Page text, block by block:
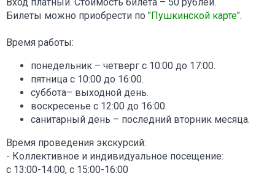
Билеты можно приобрести по "Пушкинской карте".
Время работы:
понедельник – четверг с 10:00 до 17:00.
пятница с 10:00 до 16:00.
суббота– выходной день.
воскресенье с 12:00 до 16:00.
санитарный день – последний вторник месяца.
Время проведения экскурсий:
- Коллективное и индивидуальное посещение:
с 13:00-14:00, с 15:00-16:00